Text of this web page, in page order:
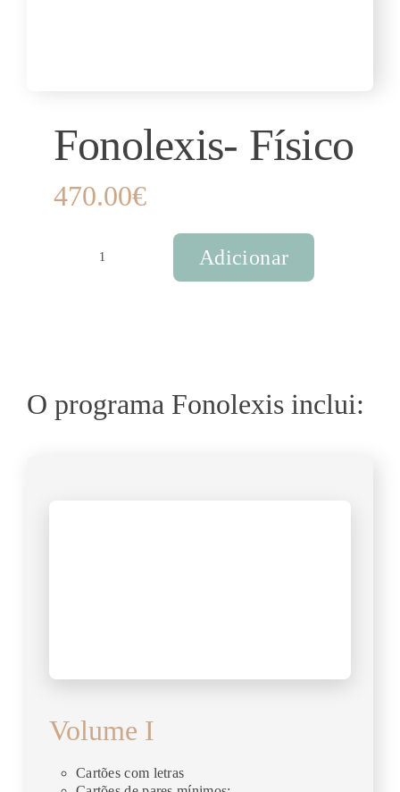
Fonolexis- Físico
470.00€
Quantidade
Adicionar
O programa Fonolexis inclui:
Volume I
Cartões com letras